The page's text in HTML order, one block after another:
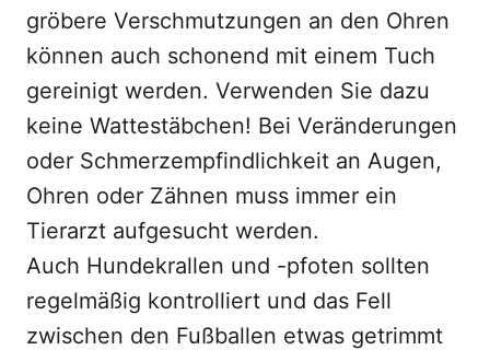
gröbere Verschmutzungen an den Ohren
können auch schonend mit einem Tuch
gereinigt werden. Verwenden Sie dazu
keine Wattestäbchen! Bei Veränderungen
oder Schmerzempfindlichkeit an Augen,
Ohren oder Zähnen muss immer ein
Tierarzt aufgesucht werden.
Auch Hundekrallen und -pfoten sollten
regelmäßig kontrolliert und das Fell
zwischen den Fußballen etwas getrimmt